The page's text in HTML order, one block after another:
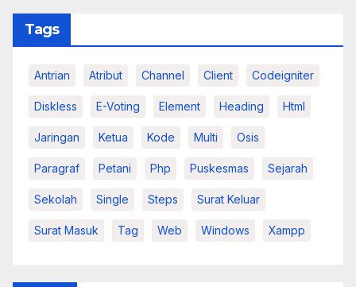
Tags
Antrian Atribut Channel Client Codeigniter
Diskless E-Voting Element Heading Html
Jaringan Ketua Kode Multi Osis
Paragraf Petani Php Puskesmas Sejarah
Sekolah Single Steps Surat Keluar
Surat Masuk Tag Web Windows Xampp